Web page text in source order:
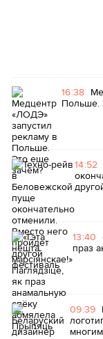
16:38
Польше.
14:52
13:40
праз
09:39